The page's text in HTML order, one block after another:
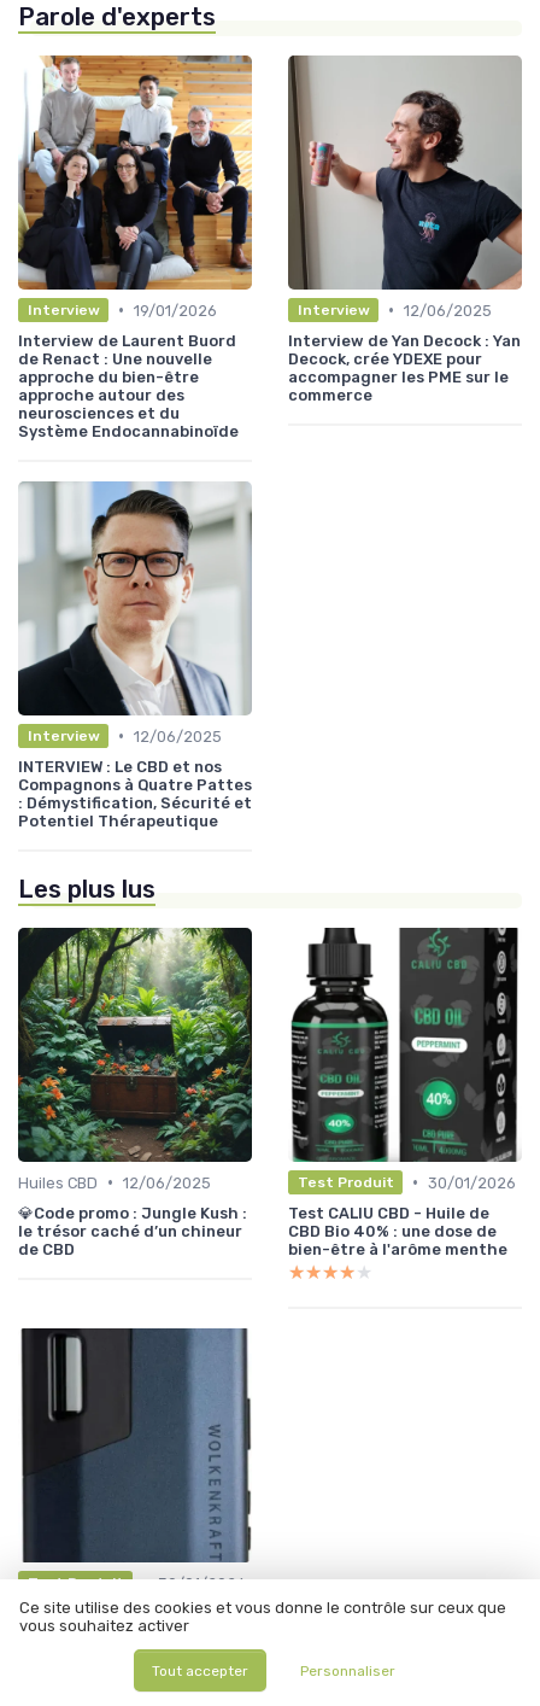
Parole d'experts
Interview • 19/01/2026
Interview de Laurent Buord
de Renact : Une nouvelle
approche du bien-être
approche autour des
neurosciences et du
Système Endocannabinoïde
Interview • 12/06/2025
Interview de Yan Decock : Yan
Decock, crée YDEXE pour
accompagner les PME sur le
commerce
Interview • 12/06/2025
INTERVIEW : Le CBD et nos
Compagnons à Quatre Pattes
: Démystification, Sécurité et
Potentiel Thérapeutique
Les plus lus
Huiles CBD • 12/06/2025
💎Code promo : Jungle Kush :
le trésor caché d’un chineur
de CBD
Test Produit • 30/01/2026
Test CALIU CBD - Huile de
CBD Bio 40% : une dose de
bien-être à l'arôme menthe
★★★★★
★★★★★
Test Produit • 30/01/2026
Test WOLKENKRAFT ÄRiS : le
vaporisateur qui chauffe en
Ce site utilise des cookies et vous donne le contrôle sur ceux que
vous souhaitez activer
Tout accepter Personnaliser